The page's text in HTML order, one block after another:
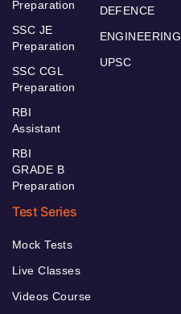
Preparation
SSC JE
Preparation
SSC CGL
Preparation
RBI
Assistant
RBI
GRADE B
Preparation
DEFENCE
ENGINEERING
UPSC
Test Series
Mock Tests
Live Classes
Videos Course